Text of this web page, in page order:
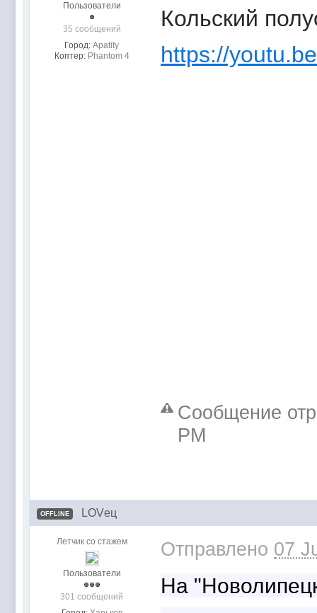
Пользователи
35 сообщений
Город: Apatity
Коптер: Phantom 4
Кольский
https://
Сообщение
PM
OFFLINE LOVец
Летчик со стажем
Пользователи
301 сообщений
Отправлено 07
На